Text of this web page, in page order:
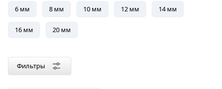
6 мм 8 мм 10 мм 12 мм 14 мм
16 мм 20 мм
Фильтры
23
BEFAST
Fixer
Kraftool
Rizzel
STARFIX
Tech-
Доброга
Качественный
КРЕП-
крепежная
Саморезик
Цвет